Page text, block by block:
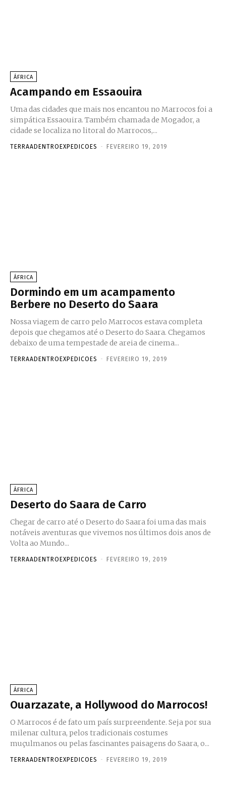
ÁFRICA
Acampando em Essaouira
Uma das cidades que mais nos encantou no Marrocos foi a
simpática Essaouira. Também chamada de Mogador, a
cidade se localiza no litoral do Marrocos,...
TERRAADENTROEXPEDICOES - FEVEREIRO 19, 2019
ÁFRICA
Dormindo em um acampamento
Berbere no Deserto do Saara
Nossa viagem de carro pelo Marrocos estava completa
depois que chegamos até o Deserto do Saara. Chegamos
debaixo de uma tempestade de areia de cinema...
TERRAADENTROEXPEDICOES - FEVEREIRO 19, 2019
ÁFRICA
Deserto do Saara de Carro
Chegar de carro até o Deserto do Saara foi uma das mais
notáveis aventuras que vivemos nos últimos dois anos de
Volta ao Mundo...
TERRAADENTROEXPEDICOES - FEVEREIRO 19, 2019
ÁFRICA
Ouarzazate, a Hollywood do Marrocos!
O Marrocos é de fato um país surpreendente. Seja por sua
milenar cultura, pelos tradicionais costumes
muçulmanos ou pelas fascinantes paisagens do Saara, o...
TERRAADENTROEXPEDICOES - FEVEREIRO 19, 2019